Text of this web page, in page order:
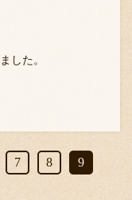
した。
7 8 9